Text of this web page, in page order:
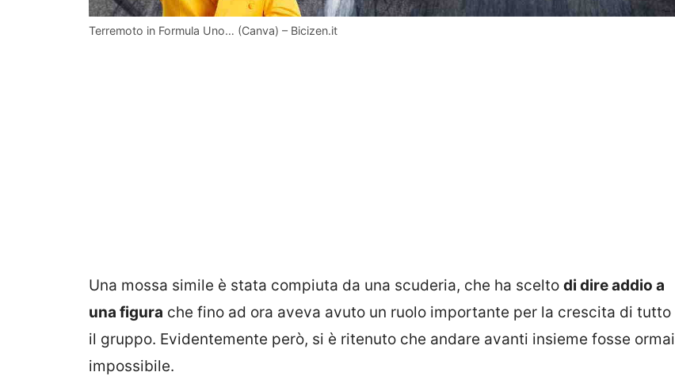
Terremoto in Formula Uno… (Canva) – Bicizen.it
Una mossa simile è stata compiuta da una scuderia, che ha scelto di dire addio a
una figura che fino ad ora aveva avuto un ruolo importante per la crescita di tutto
il gruppo. Evidentemente però, si è ritenuto che andare avanti insieme fosse ormai
impossibile.